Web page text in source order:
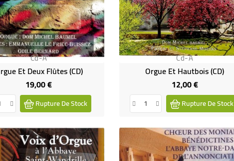
Cd-A
Et Deux Flûtes (CD)
19,00 €Prix
Rupture De Stock
Cd-A
Orgue Et Hautbois (CD)
12,00 €Prix
Rupture De Stock